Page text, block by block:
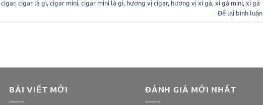
cigar,cigar là gì,cigar mini,cigar mini là gì, hương vị cigar, hương vị xì gà,xì gà mini,xì gà
Để lại bình luận
BÀI VIẾT MỚI ĐÁNH GIÁ MỚI NHẤT